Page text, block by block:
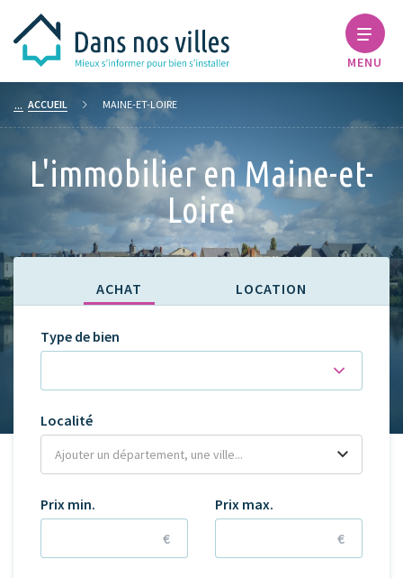
MENU
ACCUEIL MAINE-ET-LOIRE
L'immobilier en Maine-et-
Loire
ACHAT LOCATION
Type de bien
Localité
Prix min.
€
Prix max.
€